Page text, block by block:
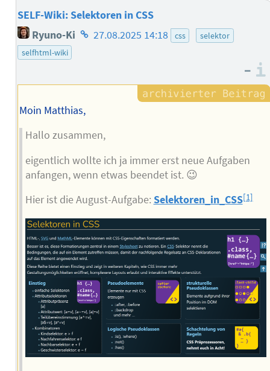
SELF-Wiki: Selektoren in CSS
Ryuno-Ki Homepage
27.08.2025 14:18 css
selektor
selfhtml-wiki
–
Moin Matthias,
Hallo zusammen,
eigentlich wollte ich ja immer erst neue Aufgaben
anfangen, wenn etwas beendet ist. 😉
Hier ist die August-Aufgabe: Selektoren_in_CSS[1]